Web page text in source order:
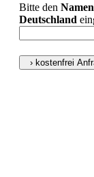
Bitte den Namen
Deutschland